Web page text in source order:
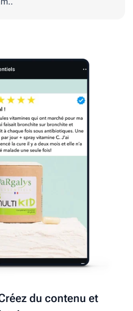
du contenu et